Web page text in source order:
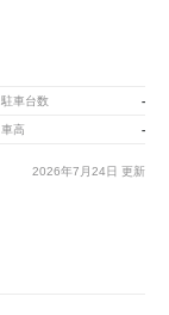
駐車台数 -
車高 -
2026年7月24日 更新